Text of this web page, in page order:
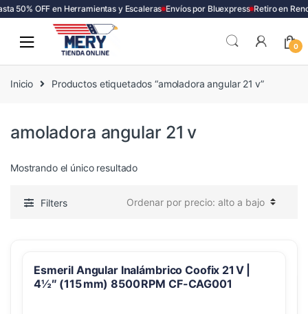
50% OFF en Herramientas y Escaleras Envíos por Bluexpress Retiro en
0
Inicio Productos etiquetados “amoladora angular 21 v”
amoladora angular 21 v
Mostrando el único resultado
Filters
Esmeril Angular Inalámbrico Coofix 21 V |
4½″ (115 mm) 8500 RPM CF-CAG001